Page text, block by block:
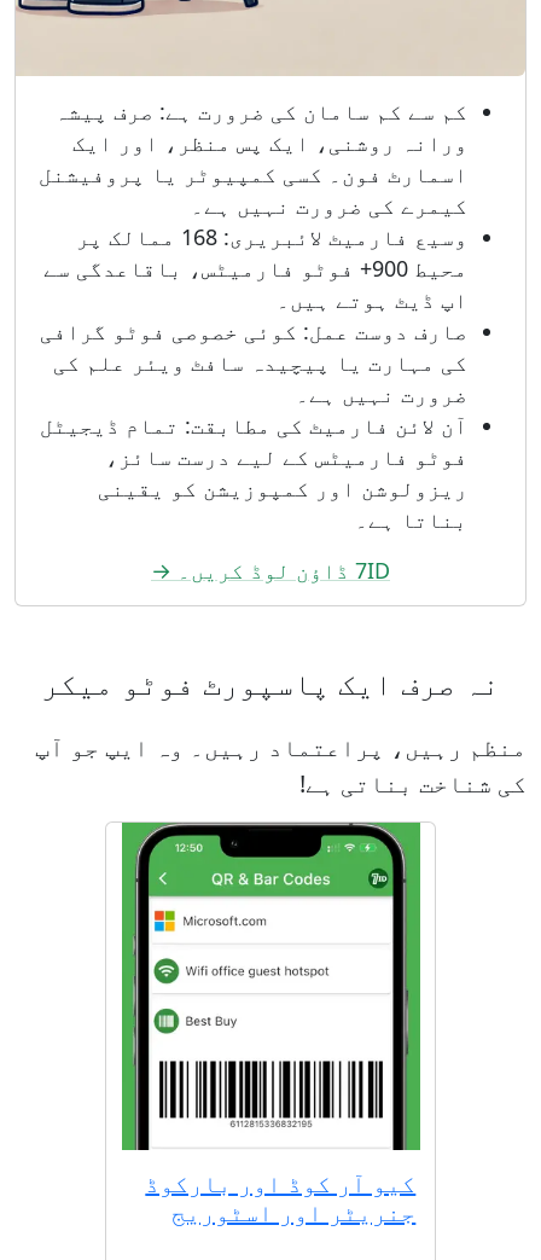
کم سے کم سامان کی ضرورت ہے: صرف پیشہ
ورانہ روشنی، ایک پس منظر، اور ایک
اسمارٹ فون۔ کسی کمپیوٹر یا پروفیشنل
کیمرے کی ضرورت نہیں ہے۔
وسیع فارمیٹ لائبریری: 168 ممالک پر
محیط 900+ فوٹو فارمیٹس، باقاعدگی سے
اپ ڈیٹ ہوتے ہیں۔
صارف دوست عمل: کوئی خصوصی فوٹو گرافی
کی مہارت یا پیچیدہ سافٹ ویئر علم کی
ضرورت نہیں ہے۔
آن لائن فارمیٹ کی مطابقت: تمام ڈیجیٹل
فوٹو فارمیٹس کے لیے درست سائز،
ریزولوشن اور کمپوزیشن کو یقینی
بناتا ہے۔
7ID ڈاؤن لوڈ کریں۔ →
نہ صرف ایک پاسپورٹ فوٹو میکر
منظم رہیں، پراعتماد رہیں۔ وہ ایپ جو آپ
کی شناخت بناتی ہے!
کیو آر کوڈ اور بارکوڈ
جنریٹر اور اسٹوریج